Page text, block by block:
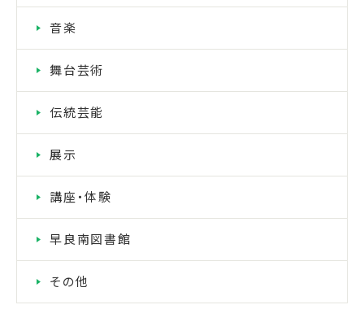
音楽
舞台芸術
伝統芸能
展示
講座・体験
早良南図書館
その他